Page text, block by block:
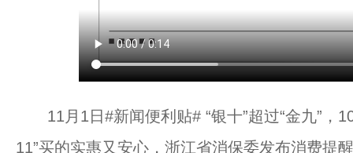
11月1日#新闻便利贴# “银十”超过“金九”，
11”买的实惠又安心，浙江省消保委发布消费提